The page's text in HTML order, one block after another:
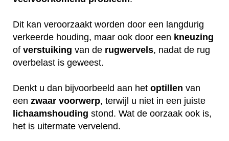
Dit kan veroorzaakt worden door een langdurig
verkeerde houding, maar ook door een kneuzing
of verstuiking van de rugwervels, nadat de rug
overbelast is geweest.
Denkt u dan bijvoorbeeld aan het optillen van
een zwaar voorwerp, terwijl u niet in een juiste
lichaamshouding stond. Wat de oorzaak ook is,
het is uitermate vervelend.